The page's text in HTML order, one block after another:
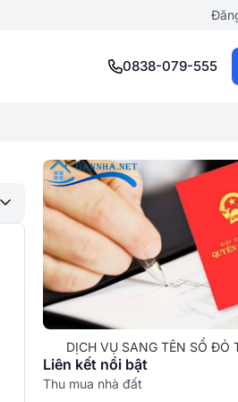
0838-079-555
DỊCH VỤ SANG TÊN SỔ ĐỎ
Liên kết nổi bật
Thu mua nhà đất